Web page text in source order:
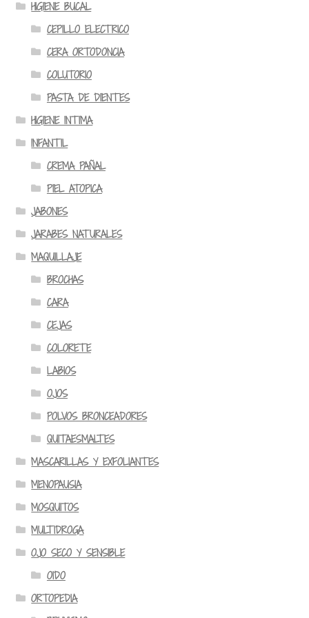
HIGIENE BUCAL
CEPILLO ELECTRICO
CERA ORTODONCIA
COLUTORIO
PASTA DE DIENTES
HIGIENE INTIMA
INFANTIL
CREMA PAÑAL
PIEL ATOPICA
JABONES
JARABES NATURALES
MAQUILLAJE
BROCHAS
CARA
CEJAS
COLORETE
LABIOS
OJOS
POLVOS BRONCEADORES
QUITAESMALTES
MASCARILLAS Y EXFOLIANTES
MENOPAUSIA
MOSQUITOS
MULTIDROGA
OJO SECO Y SENSIBLE
OIDO
ORTOPEDIA